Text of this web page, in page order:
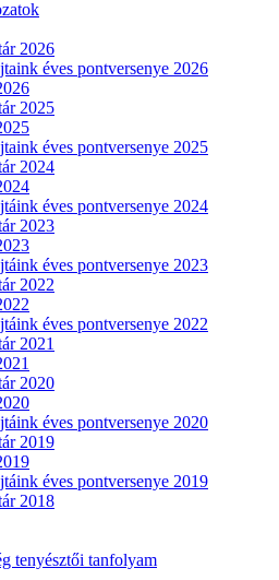
2026
éves pontversenye 2026
2025
éves pontversenye 2025
2024
éves pontversenye 2024
2023
éves pontversenye 2023
2022
éves pontversenye 2022
2021
2020
éves pontversenye 2020
2019
éves pontversenye 2019
2018
tenyésztői tanfolyam